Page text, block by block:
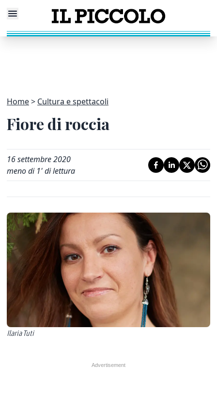
Home Cultura e spettacoli
Fiore di roccia
16 settembre 2020
meno di 1' di lettura
Ilaria Tuti